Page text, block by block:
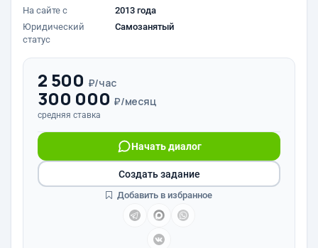
На сайте с
2013 года
Юридический
статус
Самозанятый
2 500 ₽/час
300 000 ₽/месяц
средняя ставка
Начать диалог
Создать задание
Добавить в избранное